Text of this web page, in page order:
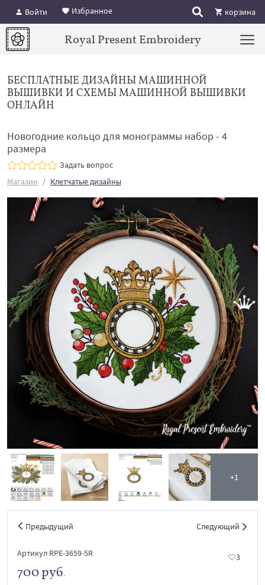
Войти Избранное корзина
Royal Present Embroidery
БЕСПЛАТНЫЕ ДИЗАЙНЫ МАШИННОЙ
ВЫШИВКИ И СХЕМЫ МАШИННОЙ ВЫШИВКИ
ОНЛАЙН
Новогодние кольцо для монограммы набор - 4
размера
Задать вопрос
Магазин
Клетчатые дизайны
+1
Предыдущий Следующий
Артикул RPE-3659-5R 3
700 руб.